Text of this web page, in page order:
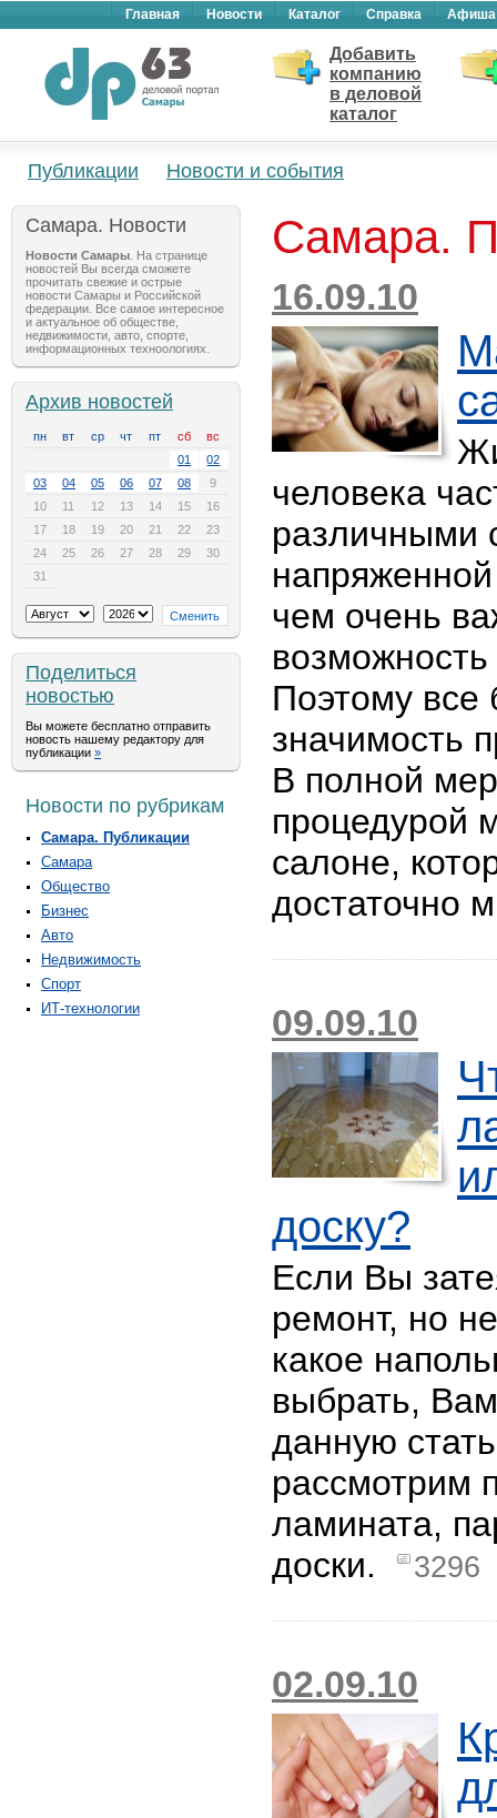
Главная Новости Каталог Справка Афиша
Добавить
компанию
в деловой
каталог
Публикации Новости и события
Самара. Новости
Новости Самары . На странице
новостей Вы всегда сможете
прочитать свежие и острые
новости Самары и Российской
федерации. Все самое интересное
и актуальное об обществе,
недвижимости, авто, спорте,
информационных техноологиях.
Архив новостей
пн вт ср чт пт сб
вс
01
02
03
04 05 06 07 08
9
10
11 12 13 14 15
16
17
18 19 20 21 22
23
24
25 26 27 28 29
30
31
Поделиться
новостью
Вы можете бесплатно отправить
новость нашему редактору для
публикации »
Новости по рубрикам
Самара. Публикации
Самара
Общество
Бизнес
Авто
Недвижимость
Спорт
ИТ-технологии
Самара.
16.09.10
человека
различными
чем очень
Поэтому
значимость
В полной
процедурой
салоне,
достаточно
09.09.10
доску?
Если Вы
ремонт, но
какое
выбрать,
данную
рассмотрим
ламината,
доски.
3296
02.09.10